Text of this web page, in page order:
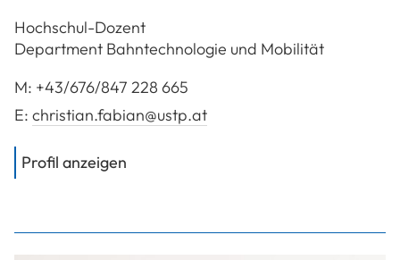
Hochschul-Dozent
Department Bahntechnologie und Mobilität
M: +43/676/847 228 665
E: christian.fabian@ustp.at
Profil anzeigen